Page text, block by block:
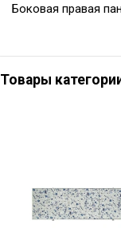
Боковая правая
Товары